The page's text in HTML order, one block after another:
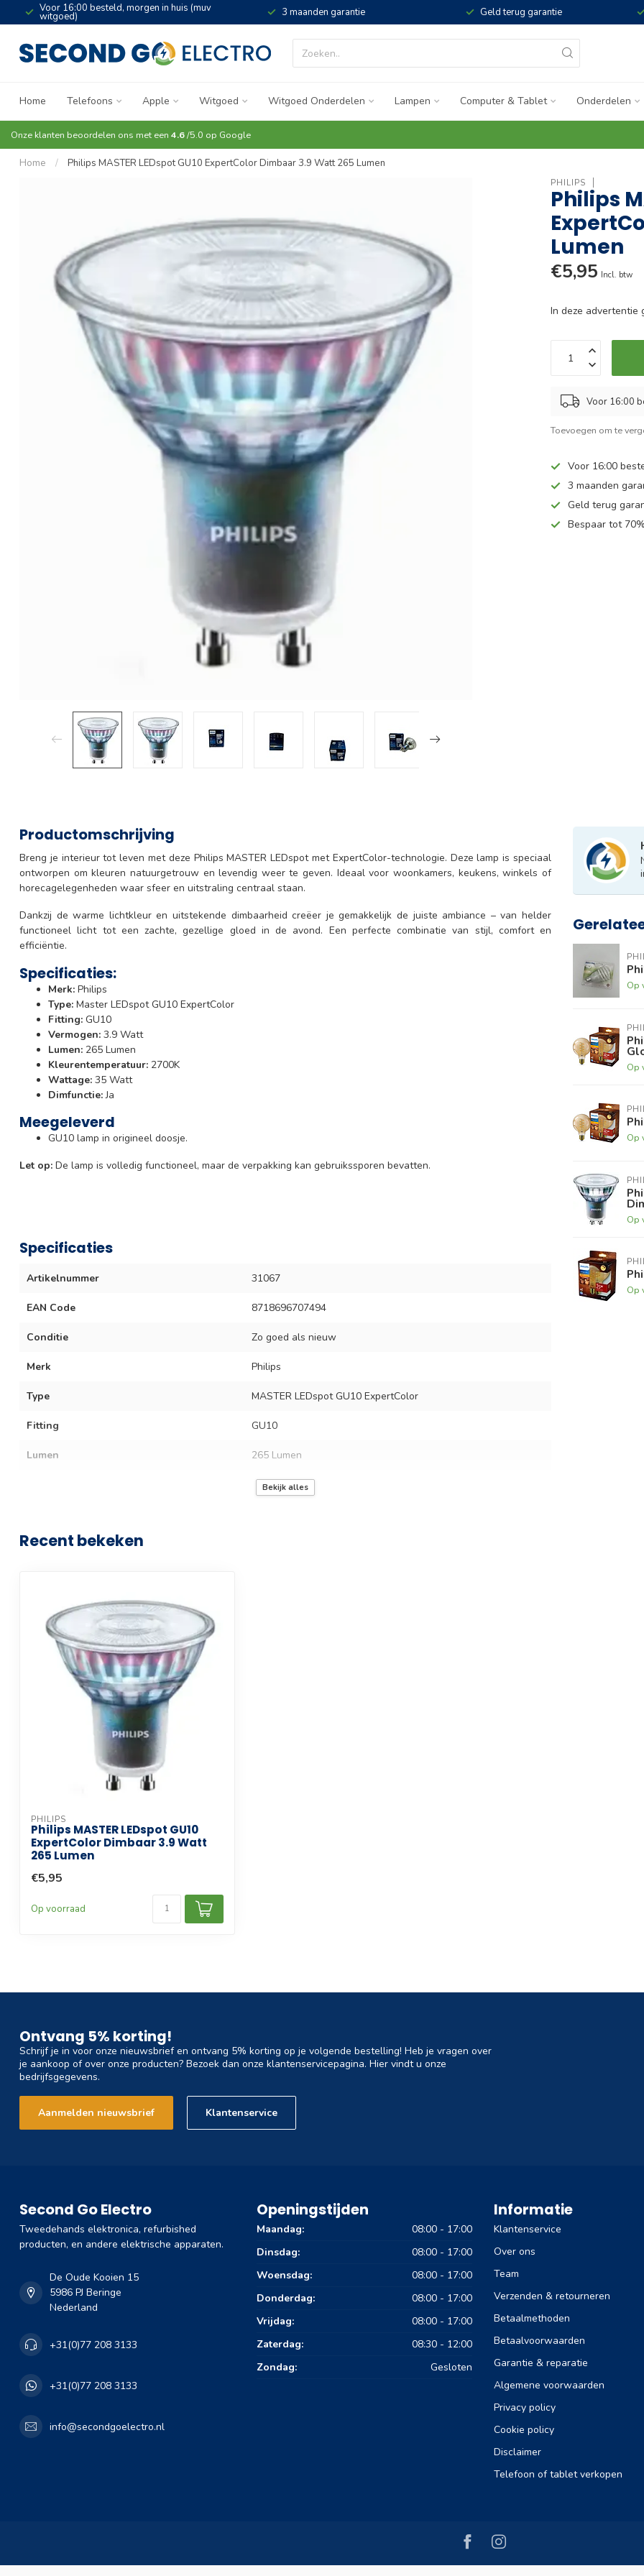
Voor 16:00 besteld, morgen in huis (muv
witgoed) 3 maanden garantie Geld terug garantie
Home Telefoons Apple Witgoed Witgoed Onderdelen Lampen Computer & Tablet Onderdelen
Onze klanten beoordelen ons met een 4.6/5.0 op Google
Home / Philips MASTER LEDspot GU10 ExpertColor Dimbaar 3.9 Watt 265 Lumen
PHILIPS
Philips
Lumen
€5,95 Incl. btw
In deze
Voor 16:00
Toevoegen om te
Voor 16:00
3 maanden
Geld terug
Bespaar tot
Productomschrijving
Breng je interieur tot leven met deze Philips MASTER LEDspot met ExpertColor-technologie. Deze lamp is speciaal
ontworpen om kleuren natuurgetrouw en levendig weer te geven. Ideaal voor woonkamers, keukens, winkels of
horecagelegenheden waar sfeer en uitstraling centraal staan.
Dankzij de warme lichtkleur en uitstekende dimbaarheid creëer je gemakkelijk de juiste ambiance – van helder
functioneel licht tot een zachte, gezellige gloed in de avond. Een perfecte combinatie van stijl, comfort en
efficiëntie.
Specificaties:
Merk: Philips
Type: Master LEDspot GU10 ExpertColor
Fitting: GU10
Vermogen: 3.9 Watt
Lumen: 265 Lumen
Kleurentemperatuur: 2700K
Wattage: 35 Watt
Dimfunctie:Ja
Meegeleverd
GU10 lamp in origineel doosje.
Let op: De lamp is volledig functioneel, maar de verpakking kan gebruikssporen bevatten.
Specificaties
Artikelnummer 31067
EAN Code 8718696707494
Conditie Zo goed als nieuw
Merk Philips
Type MASTER LEDspot GU10 ExpertColor
Fitting GU10
Lumen 265 Lumen
Warm Wit
Dimfunctie
Garantie termijn
Bekijk alles
Op
Op
Op
Op
Op
Recent bekeken
PHILIPS
Philips MASTER LEDspot GU10
ExpertColor Dimbaar 3.9 Watt
265 Lumen
€5,95
Op voorraad
Ontvang 5% korting!
Schrijf je in voor onze nieuwsbrief en ontvang 5% korting op je volgende bestelling! Heb je vragen over
je aankoop of over onze producten? Bezoek dan onze klantenservicepagina. Hier vindt u onze
bedrijfsgegevens.
Aanmelden nieuwsbrief Klantenservice
Second Go Electro
Tweedehands elektronica, refurbished
producten, en andere elektrische apparaten.
De Oude Kooien 15
5986 PJ Beringe
Nederland
+31(0)77 208 3133
+31(0)77 208 3133
info@secondgoelectro.nl
Openingstijden
Maandag:
08:00 - 17:00
Dinsdag:
08:00 - 17:00
Woensdag:
08:00 - 17:00
Donderdag:
08:00 - 17:00
Vrijdag:
08:00 - 17:00
Zaterdag:
08:30 - 12:00
Zondag:
Gesloten
Informatie
Klantenservice
Over ons
Team
Verzenden & retourneren
Betaalmethoden
Betaalvoorwaarden
Garantie & reparatie
Algemene voorwaarden
Privacy policy
Cookie policy
Disclaimer
Telefoon of tablet verkopen